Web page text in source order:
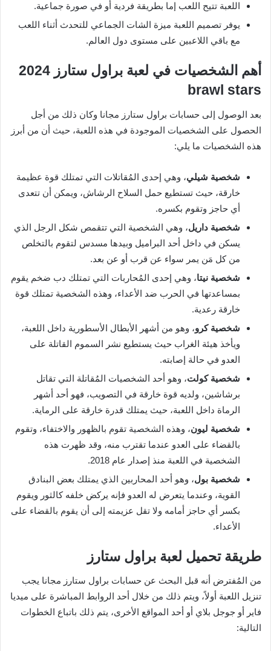
اللعبة تتيح اللعب إما بطريقة فردية أو في صورة جماعية.
يوفر تصميم اللعبة ميزة الشات الجماعي للتحدث أثناء اللعب
مع باقي اللاعبين على مستوى دول العالم.
أهم الشخصيات في لعبة براول ستارز 2024
brawl stars
بعد الوصول إلى حسابات براول ستارز مجانا وكان ذلك من أجل
الحصول على الشخصيات الموجودة في هذه اللعبة، حيث أن من أبرز
هذه الشخصيات ما يلي:
شخصية شيلي، وهي إحدى المُقاتلات التي تمتلك قوة عظيمة
خارقة، حيث تستطيع حمل السلاح الرشاش، ويمكن أن تتعدى
أي حاجز وتقوم بكسره.
شخصية داريل، وهي الشخصية التي تتقمص شكل الرجل الذي
يسكن في داخل أحد البراميل وبيدها مسدس لتقوم بالتخلص
من كل مَن يمر سواء عن قرب أو عن بعد.
شخصية نيتا، وهي إحدى المُحاربات التي تمتلك دب ضخم يقوم
بمساعدتها في الحرب ضد الأعداء، وهذه الشخصية تمتلك قوة
خارقة رعدية.
شخصية كرو، وهو من أشهر الأبطال الأسطورية داخل اللعبة،
ويأخذ هيئة الغراب حيث يستطيع نشر السموم القاتلة على
العدو في حالة إصابته.
شخصية كولت، وهو أحد الشخصيات المُقاتلة التي تقاتل
برشاشين، ولديه قوة خارقة في التصويب، فهو أحد أشهر
الرماة داخل اللعبة، حيث يمتلك قدرة خارقة على الرماية.
شخصية ليون، وهذه الشخصية تقوم بالظهور والاختفاء، وتقوم
بالقضاء على العدو عندما تقترب منه، وقد ظهرت هذه
الشخصية في اللعبة منذ إصدار عام 2018.
شخصية بول، وهو أحد المحاربين الذي يمتلك بعض البنادق
القوية، وعندما يتعرض له العدو فإنه يركض خلفه كالثور ويقوم
بكسر أي حاجز أمامه ولا تقل عزيمته إلى أن يقوم بالقضاء على
الأعداء.
طريقة تحميل لعبة براول ستارز
من المُفترض أنه قبل البحث عن حسابات براول ستارز مجانا يجب
تنزيل اللعبة أولاً، ويتم ذلك من خلال أحد الروابط المباشرة على ميديا
فاير أو جوجل بلاي أو أحد المواقع الأخرى، يتم ذلك باتباع الخطوات
التالية: